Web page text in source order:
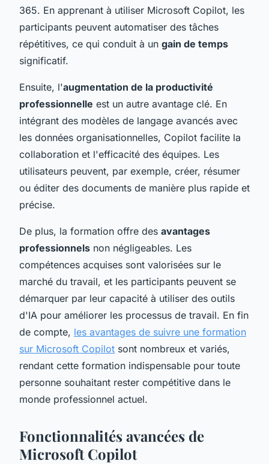
365. En apprenant à utiliser Microsoft Copilot, les
participants peuvent automatiser des tâches
répétitives, ce qui conduit à un gain de temps
significatif.
Ensuite, l'augmentation de la productivité
professionnelle est un autre avantage clé. En
intégrant des modèles de langage avancés avec
les données organisationnelles, Copilot facilite la
collaboration et l'efficacité des équipes. Les
utilisateurs peuvent, par exemple, créer, résumer
ou éditer des documents de manière plus rapide et
précise.
De plus, la formation offre des avantages
professionnels non négligeables. Les
compétences acquises sont valorisées sur le
marché du travail, et les participants peuvent se
démarquer par leur capacité à utiliser des outils
d'IA pour améliorer les processus de travail. En fin
de compte, les avantages de suivre une formation
sur Microsoft Copilot sont nombreux et variés,
rendant cette formation indispensable pour toute
personne souhaitant rester compétitive dans le
monde professionnel actuel.
Fonctionnalités avancées de
Microsoft Copilot